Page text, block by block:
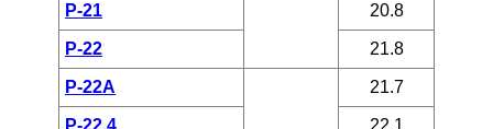
P-21 20.8
P-22 21.8
P-22A 21.7